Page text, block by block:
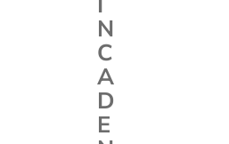
N
C
A
D
E